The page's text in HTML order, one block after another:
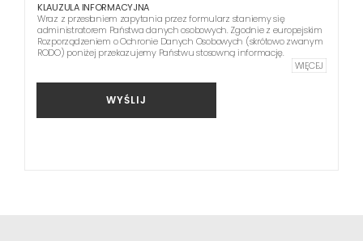
KLAUZULA INFORMACYJNA
Wraz z przesłaniem zapytania przez formularz staniemy się
administratorem Państwa danych osobowych. Zgodnie z europejskim
Rozporządzeniem o Ochronie Danych Osobowych (skrótowo zwanym
RODO) poniżej przekazujemy Państwu stosowną informację.
WIĘCEJ
WYŚLIJ